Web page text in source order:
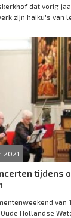
dat vorig
zijn haiku's van
2021
tijdens
van
Hollandse